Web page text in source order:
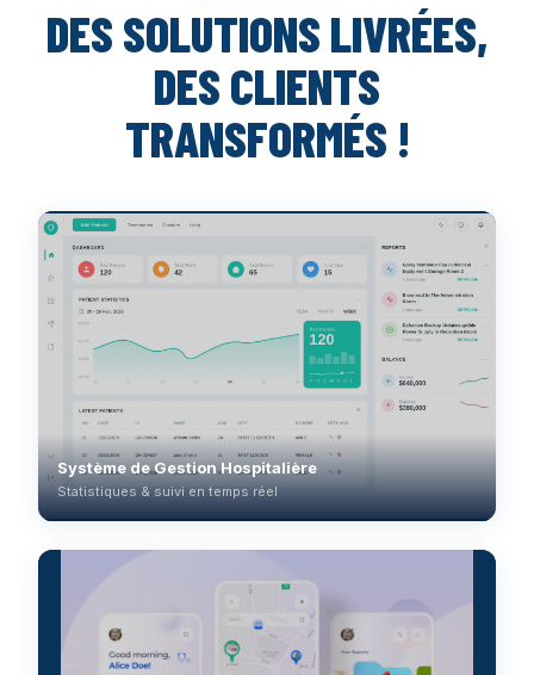
DES SOLUTIONS LIVRÉES,
DES CLIENTS
TRANSFORMÉS !
Système de Gestion Hospitalière
Statistiques & suivi en temps réel